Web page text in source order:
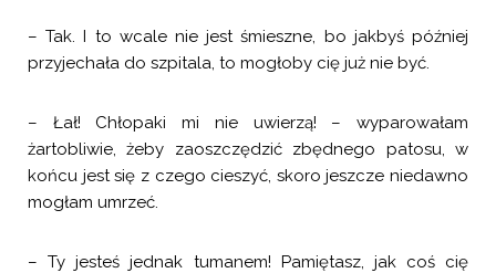
– Tak. I to wcale nie jest śmieszne, bo jakbyś później
przyjechała do szpitala, to mogłoby cię już nie być.
– Łał! Chłopaki mi nie uwierzą! – wyparowałam
żartobliwie, żeby zaoszczędzić zbędnego patosu, w
końcu jest się z czego cieszyć, skoro jeszcze niedawno
mogłam umrzeć.
– Ty jesteś jednak tumanem! Pamiętasz, jak coś cię